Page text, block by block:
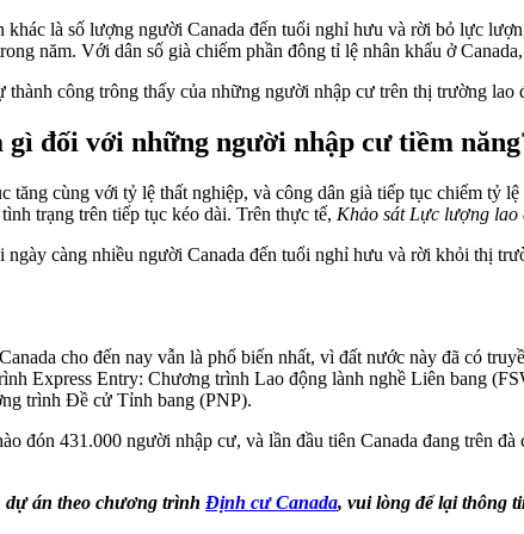
khác là số lượng người Canada đến tuổi nghỉ hưu và rời bỏ lực
năm. Với dân số già chiếm phần đông tỉ lệ nhân khẩu ở
thành công trông thấy của những người nhập cư trên thị trường lao
đối với những người nhập cư tiềm
tăng cùng với tỷ lệ thất nghiệp, và công dân già tiếp tục chiếm tỷ
trạng trên tiếp tục kéo dài. Trên thực tế, Khảo sát Lực lượng lao
ngày càng nhiều người Canada đến tuổi nghỉ hưu và rời khỏi thị
cho đến nay vẫn là phổ biến nhất, vì đất nước này đã có
Express Entry: Chương trình Lao động lành nghề Liên bang
trình Đề cử Tỉnh bang (PNP).
đón 431.000 người nhập cư, và lần đầu tiên Canada đang trên
dự án theo chương trình Định cư Canada, vui lòng để lại thông